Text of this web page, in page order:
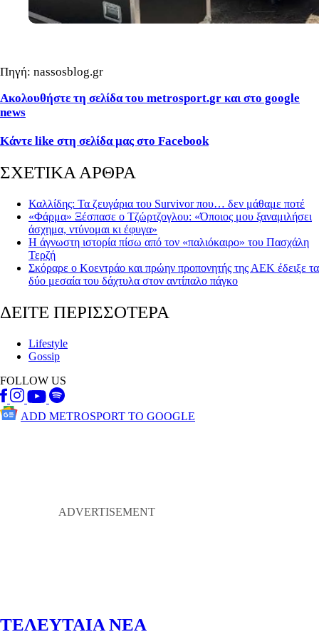
Πηγή: nassosblog.gr
Ακολουθήστε τη σελίδα του metrosport.gr και στο google
news
Κάντε like στη σελίδα μας στο Facebook
ΣΧΕΤΙΚΑ ΑΡΘΡΑ
Καλλίδης: Τα ζευγάρια του Survivor που… δεν μάθαμε ποτέ
«Φάρμα» Ξέσπασε ο Τζώρτζογλου: «Όποιος μου ξαναμιλήσει
άσχημα, ντύνομαι κι έφυγα»
Η άγνωστη ιστορία πίσω από τον «παλιόκαιρο» του Πασχάλη
Τερζή
Σκόραρε ο Κοεντράο και πρώην προπονητής της ΑΕΚ έδειξε τα
δύο μεσαία του δάχτυλα στον αντίπαλο πάγκο
ΔΕΙΤΕ ΠΕΡΙΣΣΟΤΕΡΑ
Lifestyle
Gossip
FOLLOW US
ADD METROSPORT TO GOOGLE
ΤΕΛΕΥΤΑΙΑ ΝΕΑ